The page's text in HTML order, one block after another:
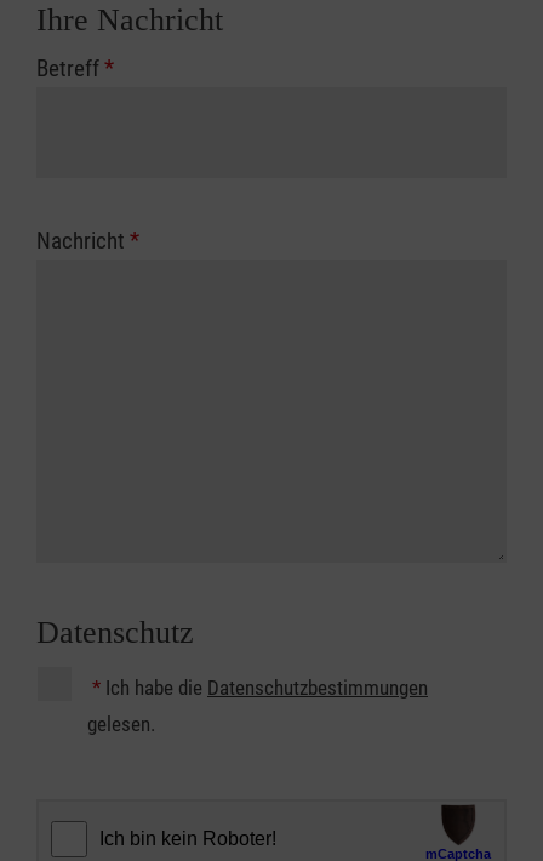
Ihre Nachricht
Betreff*
Nachricht *
Datenschutz
* Ich habe die Datenschutzbestimmungen
gelesen.